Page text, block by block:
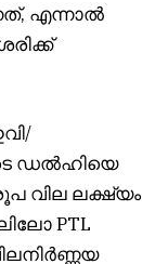
എന്നാൽ
ഡൽഹിയെ
വില ലക്ഷ്യം
PTL